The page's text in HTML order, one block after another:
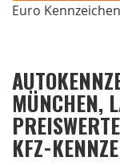
Euro
MÜNCHEN,
KFZ-